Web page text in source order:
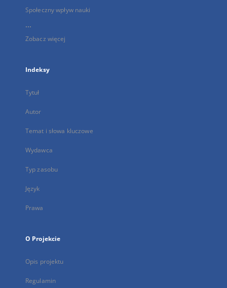
Społeczny wpływ nauki
...
Zobacz więcej
Indeksy
Tytuł
Autor
Temat i słowa kluczowe
Wydawca
Typ zasobu
Język
Prawa
O Projekcie
Opis projektu
Regulamin